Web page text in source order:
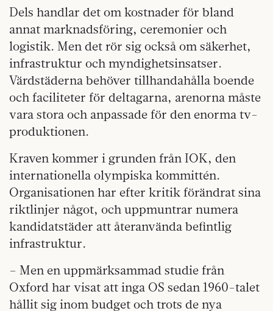
Dels handlar det om kostnader för bland
annat marknadsföring, ceremonier och
logistik. Men det rör sig också om säkerhet,
infrastruktur och myndighetsinsatser.
Värdstäderna behöver tillhandahålla boende
och faciliteter för deltagarna, arenorna måste
vara stora och anpassade för den enorma tv-
produktionen.
Kraven kommer i grunden från IOK, den
internationella olympiska kommittén.
Organisationen har efter kritik förändrat sina
riktlinjer något, och uppmuntrar numera
kandidatstäder att återanvända befintlig
infrastruktur.
– Men en uppmärksammad studie från
Oxford har visat att inga OS sedan 1960-talet
hållit sig inom budget och trots de nya